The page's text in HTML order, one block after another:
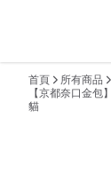
首頁 所有商品
【京都奈口金
貓